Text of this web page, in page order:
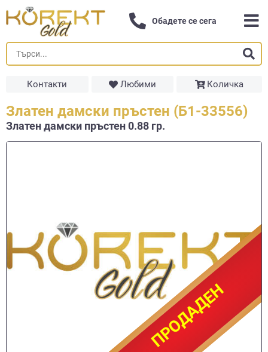
Обадете се сега
Контакти Любими Количка
Златен дамски пръстен (Б1-33556)
Златен дамски пръстен 0.88 гр.
ПРОДАДЕН
ПРОДАДЕН